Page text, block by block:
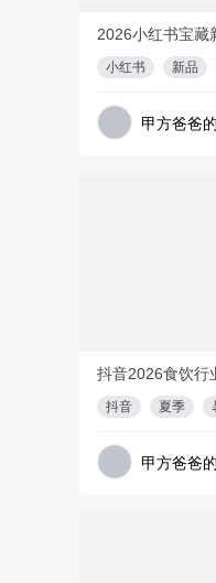
2026小红书宝藏
小红书 新品
甲方爸爸
抖音2026食饮行
抖音 夏季
甲方爸爸